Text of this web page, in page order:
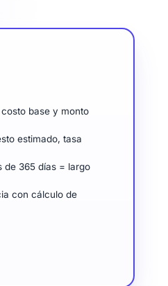
base y monto
estimado, tasa
de 365 días = largo
con cálculo de